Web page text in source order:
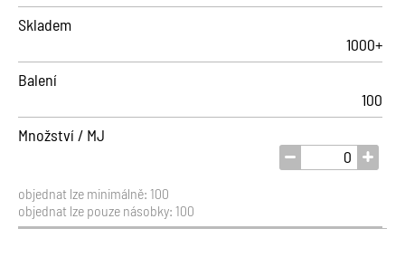
Skladem
1000+
Balení
100
Množství / MJ
objednat lze minimálně: 100
objednat lze pouze násobky: 100